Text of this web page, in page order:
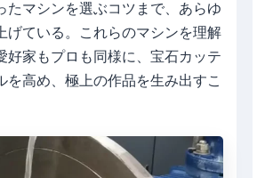
たマシンを選ぶコツまで、あらゆ
げている。これらのマシンを理解
好家もプロも同様に、宝石カッテ
を高め、極上の作品を生み出すこ